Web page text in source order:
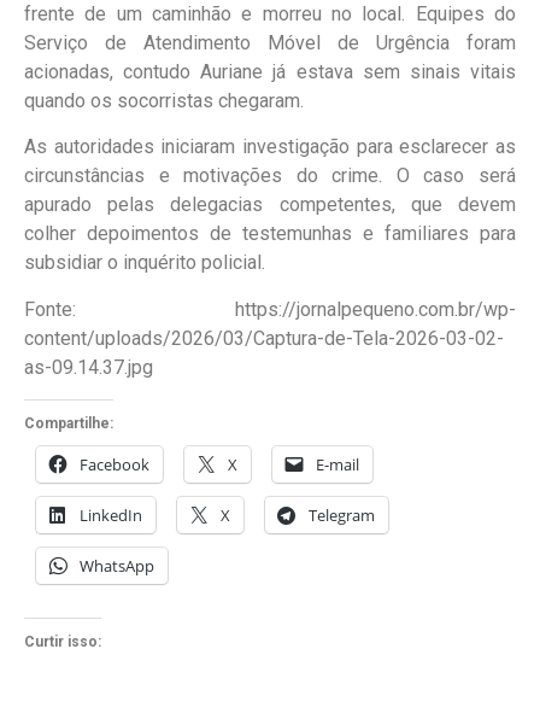
frente de um caminhão e morreu no local. Equipes do
Serviço de Atendimento Móvel de Urgência foram
acionadas, contudo Auriane já estava sem sinais vitais
quando os socorristas chegaram.
As autoridades iniciaram investigação para esclarecer as
circunstâncias e motivações do crime. O caso será
apurado pelas delegacias competentes, que devem
colher depoimentos de testemunhas e familiares para
subsidiar o inquérito policial.
Fonte: https://jornalpequeno.com.br/wp-
content/uploads/2026/03/Captura-de-Tela-2026-03-02-
as-09.14.37.jpg
Compartilhe:
Facebook X E-mail
LinkedIn X Telegram
WhatsApp
Curtir isso: